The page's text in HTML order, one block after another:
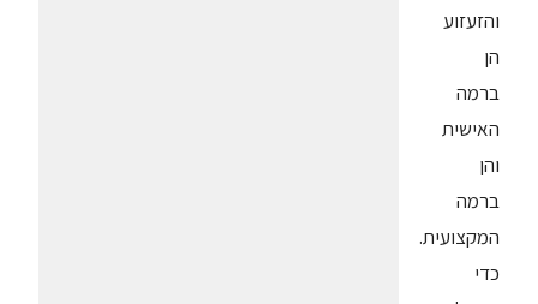
והזעזוע
הן
ברמה
האישית
והן
ברמה
המקצועית.
כדי